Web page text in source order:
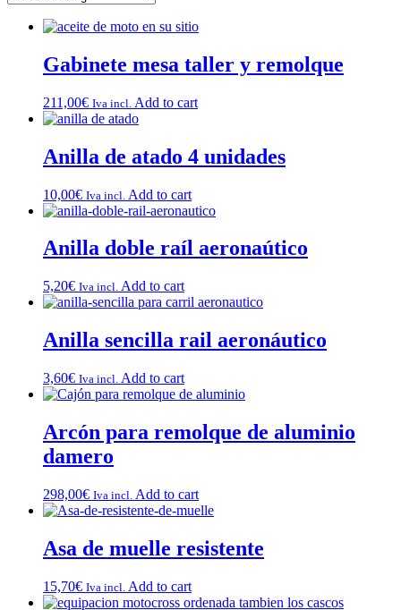
Gabinete mesa taller y remolque
211,00€ Iva incl. Add to cart
Anilla de atado 4 unidades
10,00€ Iva incl. Add to cart
Anilla doble raíl aeronaútico
5,20€ Iva incl. Add to cart
Anilla sencilla rail aeronáutico
3,60€ Iva incl. Add to cart
Arcón para remolque de aluminio
damero
298,00€ Iva incl. Add to cart
Asa de muelle resistente
15,70€ Iva incl. Add to cart